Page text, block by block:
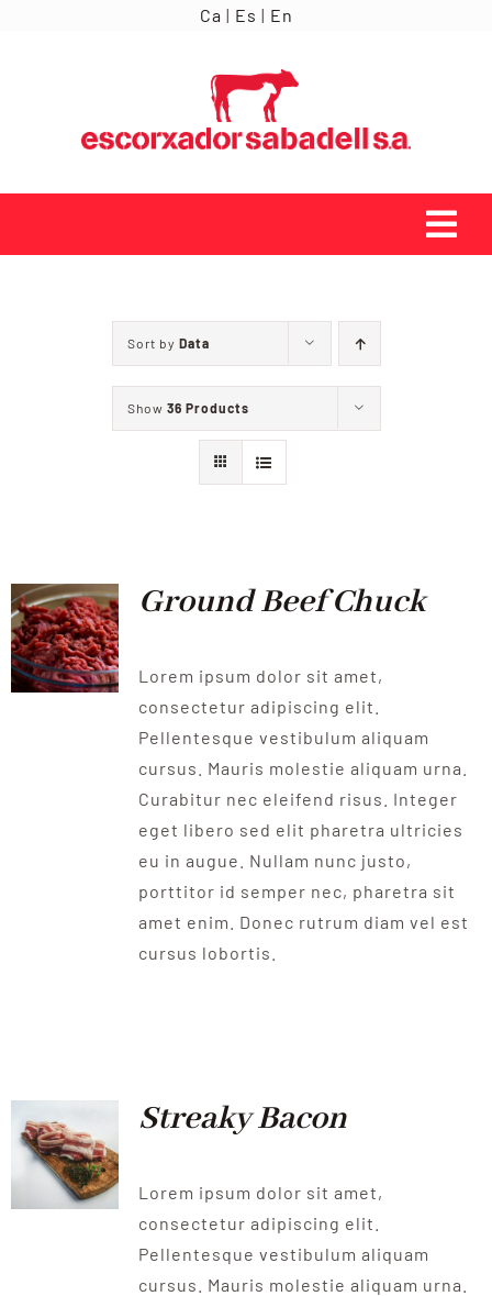
Ca | Es | En
NOTICIES
CONTACTE
Sort by Data
Show 36 Products
Ground Beef Chuck
Lorem ipsum dolor sit amet,
consectetur adipiscing elit.
Pellentesque vestibulum aliquam
cursus. Mauris molestie aliquam urna.
Curabitur nec eleifend risus. Integer
eget libero sed elit pharetra ultricies
eu in augue. Nullam nunc justo,
porttitor id semper nec, pharetra sit
amet enim. Donec rutrum diam vel est
cursus lobortis.
Streaky Bacon
Lorem ipsum dolor sit amet,
consectetur adipiscing elit.
Pellentesque vestibulum aliquam
cursus. Mauris molestie aliquam urna.